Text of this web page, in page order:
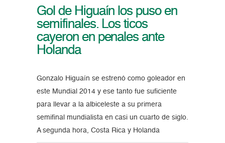
Gol de Higuaín los puso en
semifinales. Los ticos
cayeron en penales ante
Holanda
Gonzalo Higuaín se estrenó como goleador en
este Mundial 2014 y ese tanto fue suficiente
para llevar a la albiceleste a su primera
semifinal mundialista en casi un cuarto de siglo.
A segunda hora, Costa Rica y Holanda